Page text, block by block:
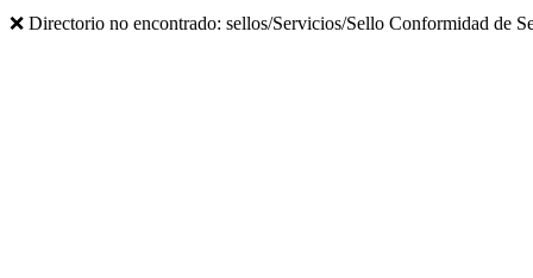
❌ Directorio no encontrado: sellos/Servicios/Sello Conformidad